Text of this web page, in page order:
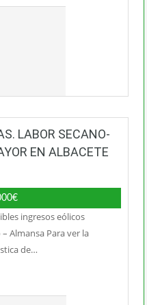
LABOR SECANO-
EN ALBACETE
ingresos eólicos
Almansa Para ver la
de…